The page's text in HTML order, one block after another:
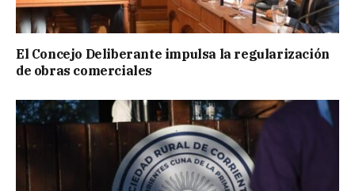
El Concejo Deliberante impulsa la regularización
de obras comerciales